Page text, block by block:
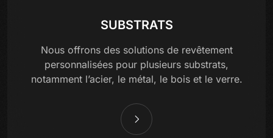
SUBSTRATS
Nous offrons des solutions de revêtement
personnalisées pour plusieurs substrats,
notamment l’acier, le métal, le bois et le verre.